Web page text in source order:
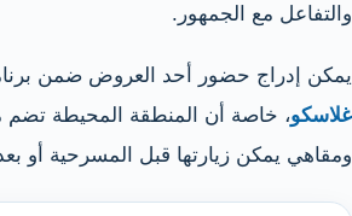
والتفاعل مع الجمهور.
يمكن إدراج حضور أحد العروض ضمن
غلاسكو، خاصة أن المنطقة المحيطة تضم
ومقاهي يمكن زيارتها قبل المسرحية أو